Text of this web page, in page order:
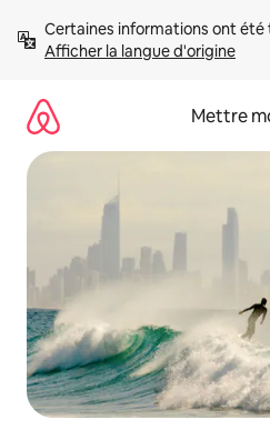
directement
Afficher la langue d'origine
Mettre